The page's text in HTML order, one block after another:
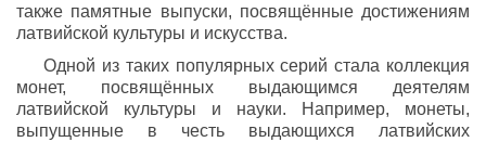
также памятные выпуски, посвящённые достижениям
латвийской культуры и искусства.
Одной из таких популярных серий стала коллекция
монет, посвящённых выдающимся деятелям
латвийской культуры и науки. Например, монеты,
выпущенные в честь выдающихся латвийских